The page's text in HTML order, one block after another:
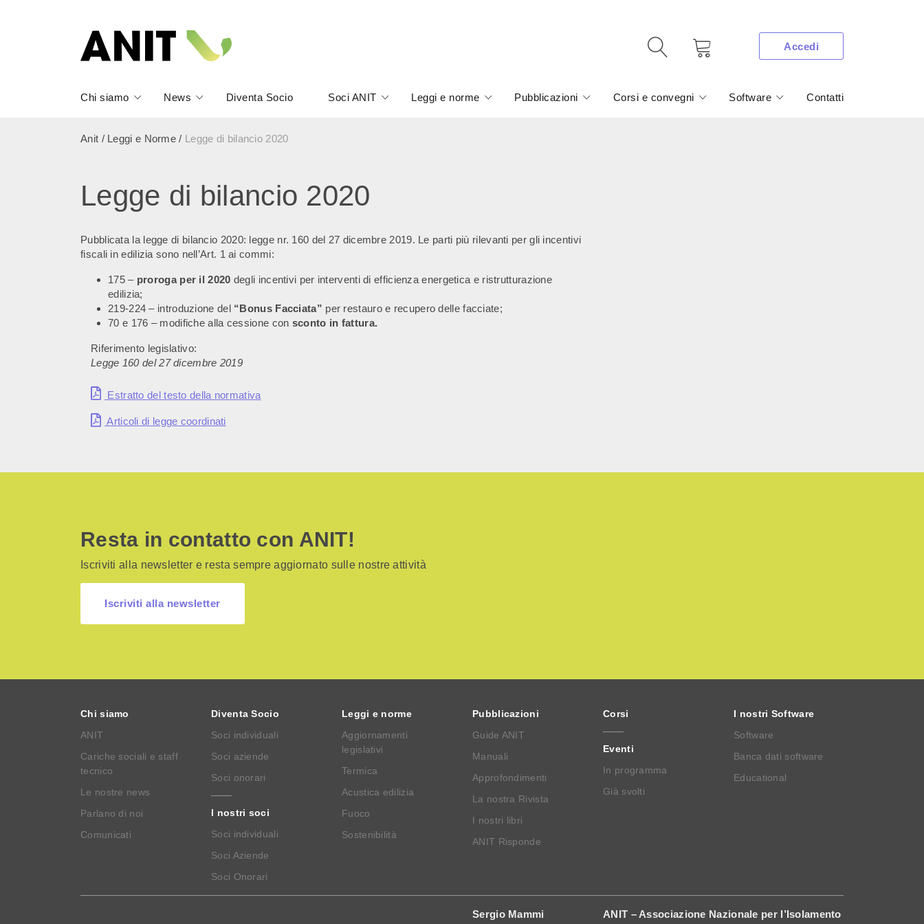
Accedi
Chi siamo News Diventa Socio Soci ANIT Leggi e norme Pubblicazioni Corsi e convegni Software Contatti
Anit / Leggi e Norme / Legge di bilancio 2020
Legge di bilancio 2020
Pubblicata la legge di bilancio 2020: legge nr. 160 del 27 dicembre 2019. Le parti più rilevanti per gli incentivi
fiscali in edilizia sono nell’Art. 1 ai commi:
175 – proroga per il 2020 degli incentivi per interventi di efficienza energetica e ristrutturazione
edilizia;
219-224 – introduzione del “Bonus Facciata” per restauro e recupero delle facciate;
70 e 176 – modifiche alla cessione con sconto in fattura.
Riferimento legislativo:
Legge 160 del 27 dicembre 2019
Estratto del testo della normativa
Articoli di legge coordinati
Resta in contatto con ANIT!
Iscriviti alla newsletter e resta sempre aggiornato sulle nostre attività
Iscriviti alla newsletter
Chi siamo
ANIT
Cariche sociali e staff
tecnico
Le nostre news
Parlano di noi
Comunicati
Diventa Socio
Soci individuali
Soci aziende
Soci onorari
I nostri soci
Soci individuali
Soci Aziende
Soci Onorari
Leggi e norme
Aggiornamenti
legislativi
Termica
Acustica edilizia
Fuoco
Sostenibilità
Pubblicazioni
Guide ANIT
Manuali
Approfondimenti
La nostra Rivista
I nostri libri
ANIT Risponde
Corsi
Eventi
In programma
Già svolti
I nostri Software
Software
Banca dati software
Educational
Sergio Mammi
ANIT – Associazione Nazionale per l’Isolamento